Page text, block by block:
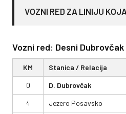
VOZNI RED ZA LINIJU
Vozni red: Desni
KM Stanica / Relacija
0 D. Dubrovčak
4 Jezero Posavsko